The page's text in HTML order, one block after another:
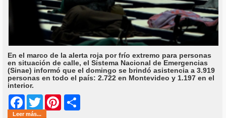
En el marco de la alerta roja por frío extremo para personas
en situación de calle, el Sistema Nacional de Emergencias
(Sinae) informó que el domingo se brindó asistencia a 3.919
personas en todo el país: 2.722 en Montevideo y 1.197 en el
interior.
Facebook
Twitter Pinterest
Leer más...